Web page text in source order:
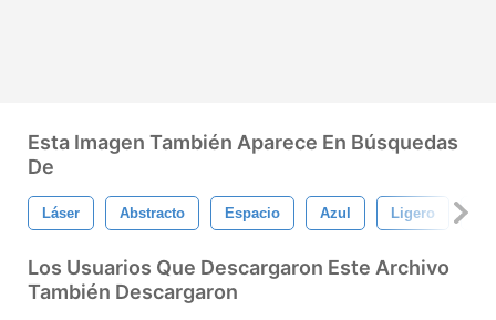
Esta Imagen También Aparece En Búsquedas
De
Láser Abstracto Espacio Azul Ligero
Los Usuarios Que Descargaron Este Archivo
También Descargaron